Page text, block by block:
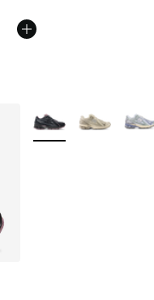
Plus de couleurs